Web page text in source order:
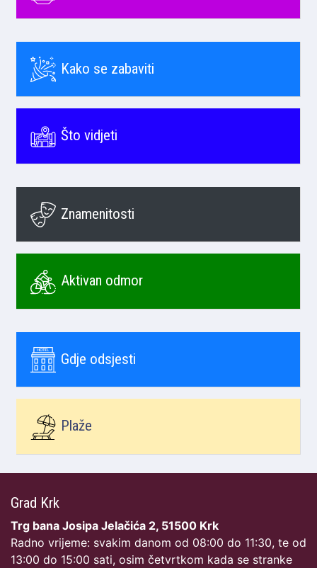
Kako se zabaviti
Što vidjeti
Znamenitosti
Aktivan odmor
Gdje odsjesti
Plaže
Grad Krk
Trg bana Josipa Jelačića 2, 51500 Krk
Radno vrijeme: svakim danom od 08:00 do 11:30, te od
13:00 do 15:00 sati, osim četvrtkom kada se stranke